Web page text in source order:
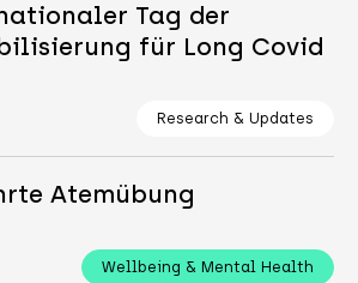
Tag der
für Long Covid
Research & Updates
Atemübung
Wellbeing & Mental Health